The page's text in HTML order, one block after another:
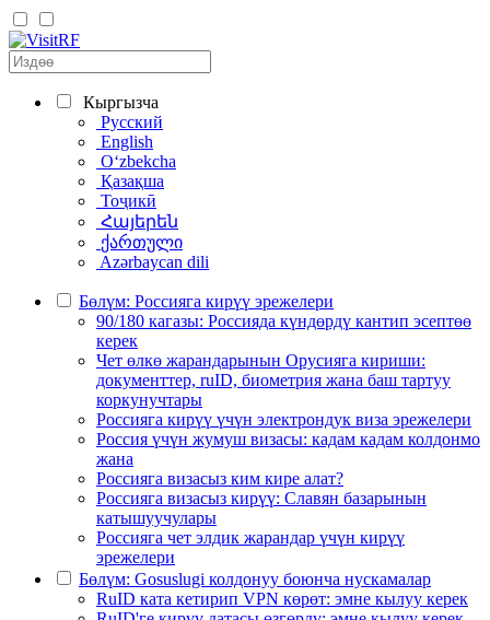
Кыргызча
Русский
English
Oʻzbekcha
Қазақша
Тоҷикӣ
Հայերեն
ქართული
Azərbaycan dili
Бөлүм: Россияга кирүү эрежелери
90/180 кагазы: Россияда күндөрдү кантип эсептөө
керек
Чет өлкө жарандарынын Орусияга кириши:
документтер, ruID, биометрия жана баш тартуу
коркунучтары
Россияга кирүү үчүн электрондук виза эрежелери
Россия үчүн жумуш визасы: кадам кадам колдонмо
жана
Россияга визасыз ким кире алат?
Россияга визасыз кирүү: Славян базарынын
катышуучулары
Россияга чет элдик жарандар үчүн кирүү
эрежелери
Бөлүм: Gosuslugi колдонуу боюнча нускамалар
RuID ката кетирип VPN көрөт: эмне кылуу керек